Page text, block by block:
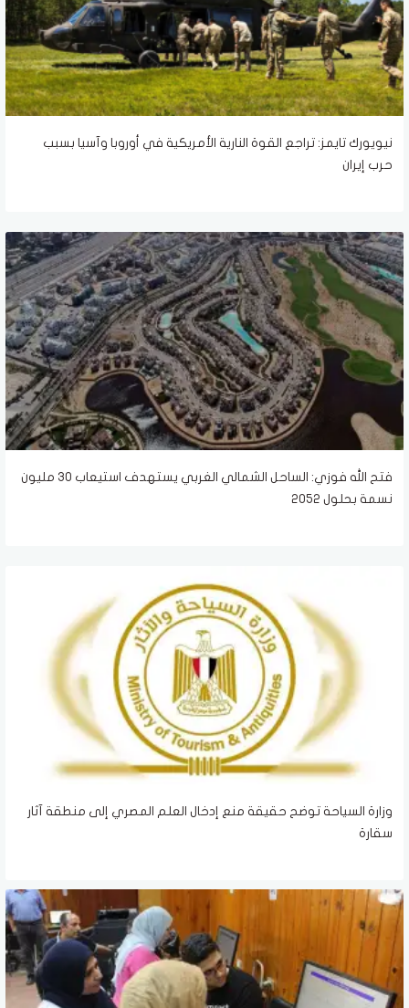
نيويورك تايمز: تراجع القوة النارية الأمريكية في أوروبا وآسيا بسبب
حرب إيران
فتح الله فوزي: الساحل الشمالي الغربي يستهدف استيعاب 30 مليون
نسمة بحلول 2052
وزارة السياحة توضح حقيقة منع إدخال العلم المصري إلى منطقة آثار
سقارة